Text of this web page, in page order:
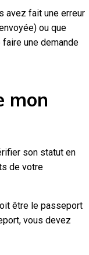
avez fait une erreur
ou que
une demande
mon
son statut en
de votre
être le passeport
vous devez